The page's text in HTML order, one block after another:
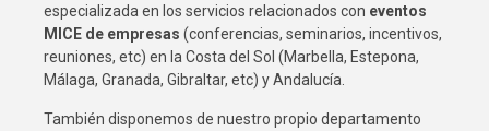
especializada en los servicios relacionados con eventos
MICE de empresas (conferencias, seminarios, incentivos,
reuniones, etc) en la Costa del Sol (Marbella, Estepona,
Málaga, Granada, Gibraltar, etc) y Andalucía.
También disponemos de nuestro propio departamento